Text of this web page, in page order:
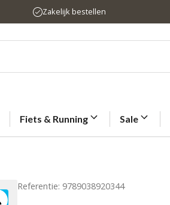
Zakelijk bestellen
Fiets & Running Sale
Referentie: 9789038920344